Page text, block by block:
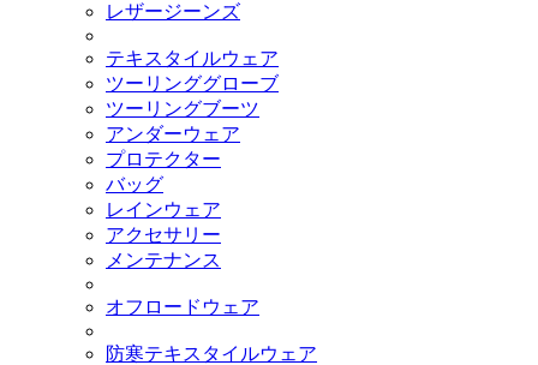
レザージーンズ
テキスタイルウェア
ツーリンググローブ
ツーリングブーツ
アンダーウェア
プロテクター
バッグ
レインウェア
アクセサリー
メンテナンス
オフロードウェア
防寒テキスタイルウェア